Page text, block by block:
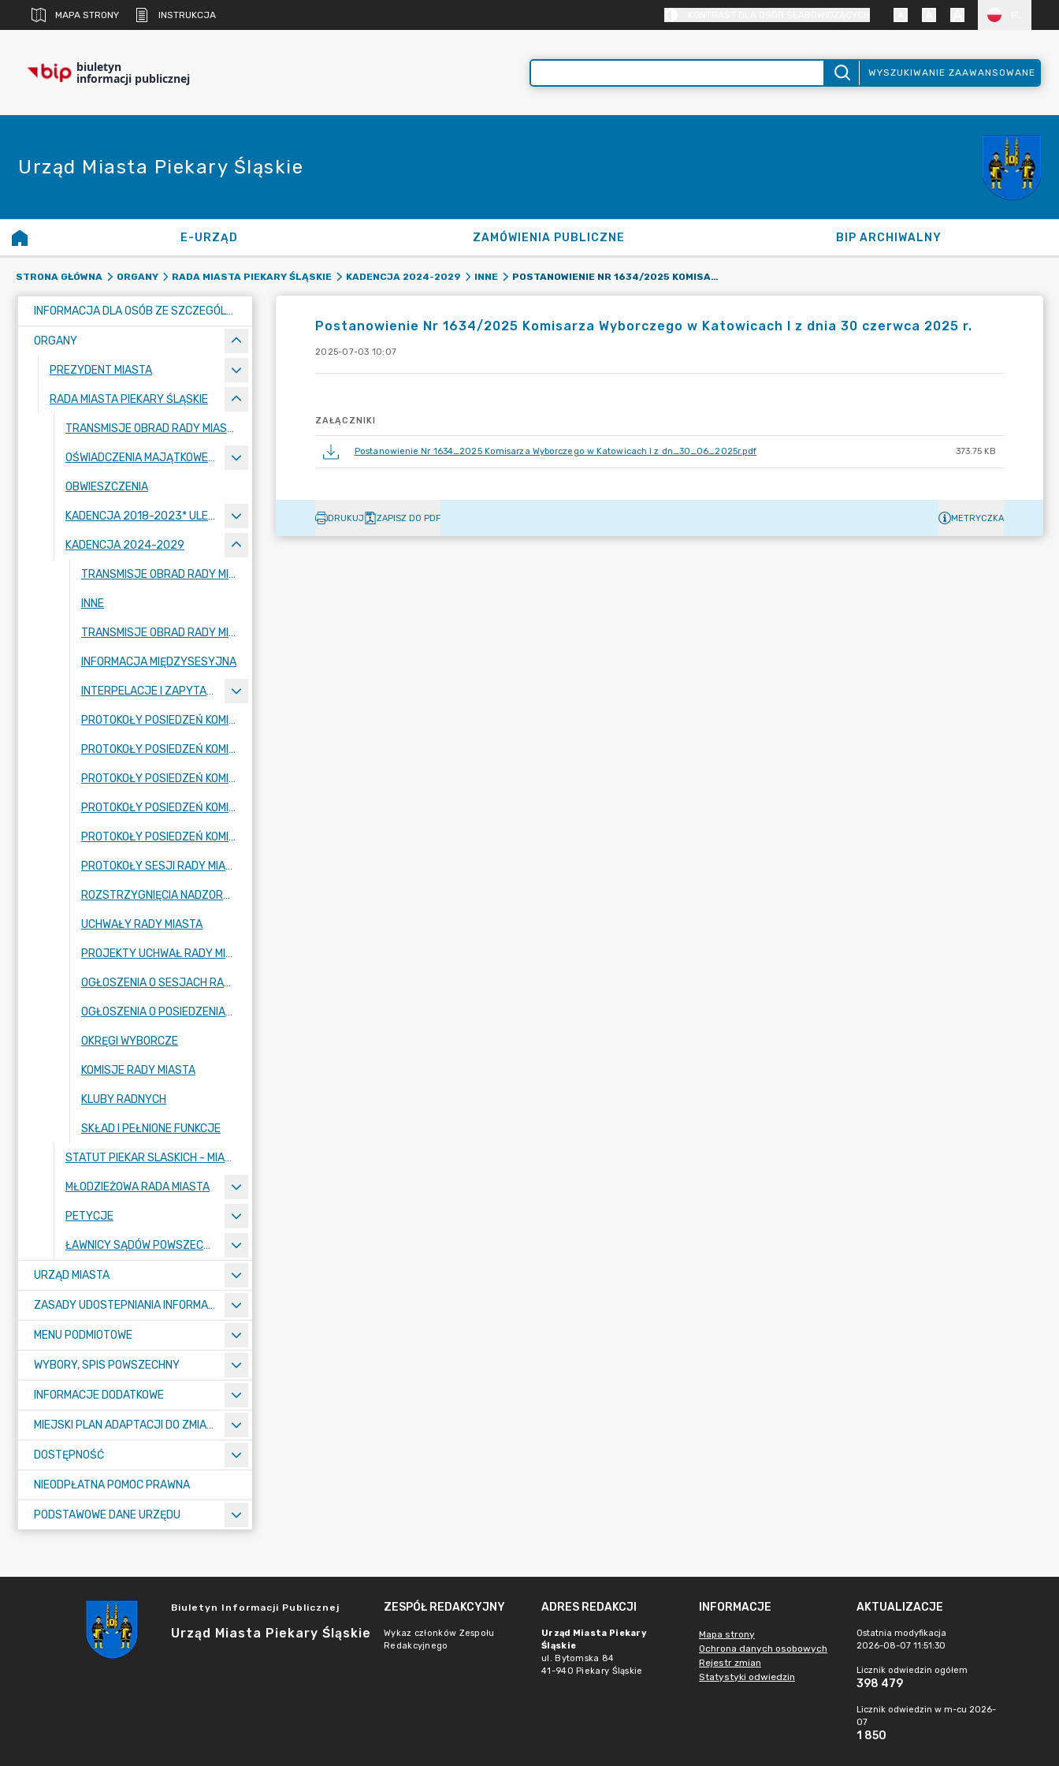
MAPA STRONY INSTRUKCJA
biuletyn
informacji publicznej WYSZUKIWANIE ZAAWANSOWANE
Urząd Miasta Piekary Śląskie
E-URZĄD ZAMÓWIENIA PUBLICZNE BIP ARCHIWALNY
STRONA GŁÓWNA ORGANY RADA MIASTA PIEKARY ŚLĄSKIE KADENCJA 2024-2029 INNE POSTANOWIENIE NR 1634/2025 KOMISARZA WYBORCZEGO W KATOWICACH I Z DNIA 30 CZERWCA 2025 R.
INFORMACJA DLA OSÓB ZE SZCZEGÓLNYMI POTRZEBAMI
ORGANY
PREZYDENT MIASTA
RADA MIASTA PIEKARY ŚLĄSKIE
TRANSMISJE OBRAD RADY MIASTA
OŚWIADCZENIA MAJĄTKOWE RADNYCH
OBWIESZCZENIA
KADENCJA 2018-2023* ULEGA PRZEDŁUŻENIU ZGODNIE Z USTAWĄ Z DNIA 29 WRZEŚNIA 2022 R. O PRZEDŁUŻENIU KADENCJI ORGANÓW JEDNOSTEK SAMORZĄDU TERYTORIALNEGO - DO DNIA 30 KWIETNIA 2024 R.
KADENCJA 2024-2029
TRANSMISJE OBRAD RADY MIASTA
INNE
TRANSMISJE OBRAD RADY MIASTA - NAGRANIA ARCHIWALNE
INFORMACJA MIĘDZYSESYJNA
INTERPELACJE I ZAPYTANIA RADNYCH
PROTOKOŁY POSIEDZEŃ KOMISJI SPOŁECZNEJ
PROTOKOŁY POSIEDZEŃ KOMISJI EDUKACJI, KULTURY I SPORTU
PROTOKOŁY POSIEDZEŃ KOMISJI BUDŻETOWO-GOSPODARCZEJ
PROTOKOŁY POSIEDZEŃ KOMISJI SKARG, WNIOSKÓW I PETYCJI
PROTOKOŁY POSIEDZEŃ KOMISJI REWIZYJNEJ
PROTOKOŁY SESJI RADY MIASTA
ROZSTRZYGNIĘCIA NADZORCZE
UCHWAŁY RADY MIASTA
PROJEKTY UCHWAŁ RADY MIASTA
OGŁOSZENIA O SESJACH RADY MIASTA
OGŁOSZENIA O POSIEDZENIACH KOMISJI RADY MIASTA
OKRĘGI WYBORCZE
KOMISJE RADY MIASTA
KLUBY RADNYCH
SKŁAD I PEŁNIONE FUNKCJE
STATUT PIEKAR SLASKICH - MIASTA NA PRAWACH POWIATU
MŁODZIEŻOWA RADA MIASTA
PETYCJE
ŁAWNICY SĄDÓW POWSZECHNYCH
URZĄD MIASTA
ZASADY UDOSTEPNIANIA INFORMACJI PUBLICZNYCH
MENU PODMIOTOWE
WYBORY, SPIS POWSZECHNY
INFORMACJE DODATKOWE
MIEJSKI PLAN ADAPTACJI DO ZMIAN KLIMATU
DOSTĘPNOŚĆ
NIEODPŁATNA POMOC PRAWNA
PODSTAWOWE DANE URZĘDU
Postanowienie Nr 1634/2025 Komisarza Wyborczego w Katowicach I z dnia 30 czerwca 2025 r.
2025-07-03 10:07
ZAŁĄCZNIKI
Postanowienie Nr 1634_2025 Komisarza Wyborczego w Katowicach I z dn_30_06_2025r.pdf 373.75 KB
DRUKUJ ZAPISZ DO PDF METRYCZKA
Biuletyn Informacji Publicznej
Urząd Miasta Piekary Śląskie
ZESPÓŁ REDAKCYJNY
Wykaz członków Zespołu
Redakcyjnego
ADRES REDAKCJI
Urząd Miasta Piekary
Śląskie
ul. Bytomska 84
41-940 Piekary Śląskie
INFORMACJE
Mapa strony
Ochrona danych osobowych
Rejestr zmian
Statystyki odwiedzin
AKTUALIZACJE
Ostatnia modyfikacja
2026-08-07 11:51:30
Licznik odwiedzin ogółem
398 479
Licznik odwiedzin w m-cu 2026-
07
1 850